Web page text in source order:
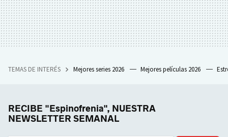
TEMAS DE INTERÉS Mejores series 2026 Mejores películas 2026
RECIBE "Espinofrenia", NUESTRA
NEWSLETTER SEMANAL